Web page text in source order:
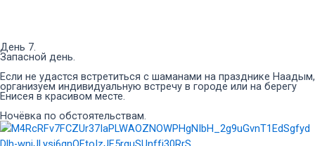
День 7.
Запасной день.
Если не удастся встретиться с шаманами на празднике Наадым,
организуем индивидуальную встречу в городе или на берегу
Енисея в красивом месте.
Ночёвка по обстоятельствам.